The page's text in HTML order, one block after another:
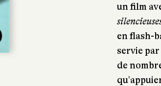
un film
en flash-
servie
de